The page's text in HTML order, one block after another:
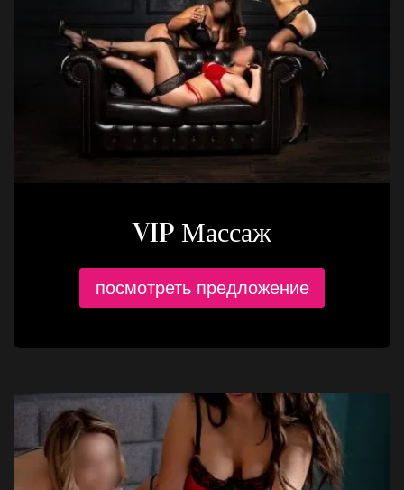
VIP Массаж
посмотреть предложение